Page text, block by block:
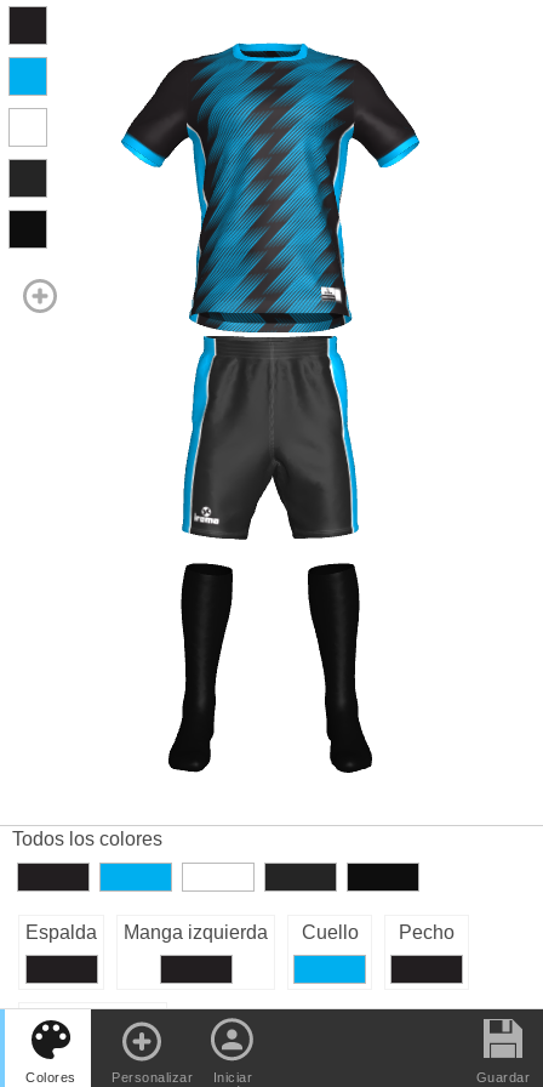
Colores Personalizar
Iniciar
Guardar
Todos los colores
Espalda Manga izquierda Cuello Pecho
Manga derecha